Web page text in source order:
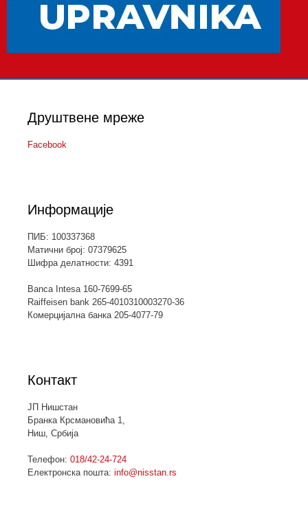
Друштвене мреже
Facebook
Информације
ПИБ: 100337368
Матични број: 07379625
Шифра делатности: 4391
Banca Intesa 160-7699-65
Raiffeisen bank 265-4010310003270-36
Комерцијална банка 205-4077-79
Контакт
ЈП Нишстан
Бранка Крсмановића 1,
Ниш, Србија
Телефон: 018/42-24-724
Електронска пошта: info@nisstan.rs